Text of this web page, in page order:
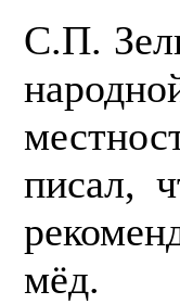
С.П.
писал,
мёд.